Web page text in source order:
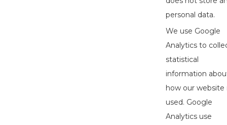
personal data.
We use Google
Analytics to
statistical
information
how our website
used. Google
Analytics use